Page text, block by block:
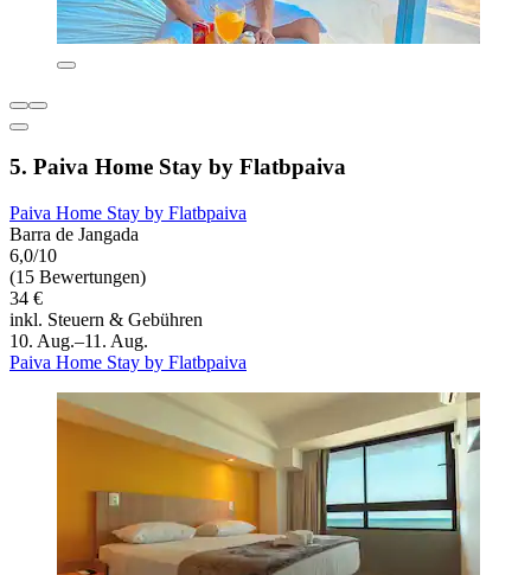
5. Paiva Home Stay by Flatbpaiva
Paiva Home Stay by Flatbpaiva
Barra de Jangada
6,0/10
(15 Bewertungen)
34 €
inkl. Steuern & Gebühren
10. Aug.–11. Aug.
Paiva Home Stay by Flatbpaiva